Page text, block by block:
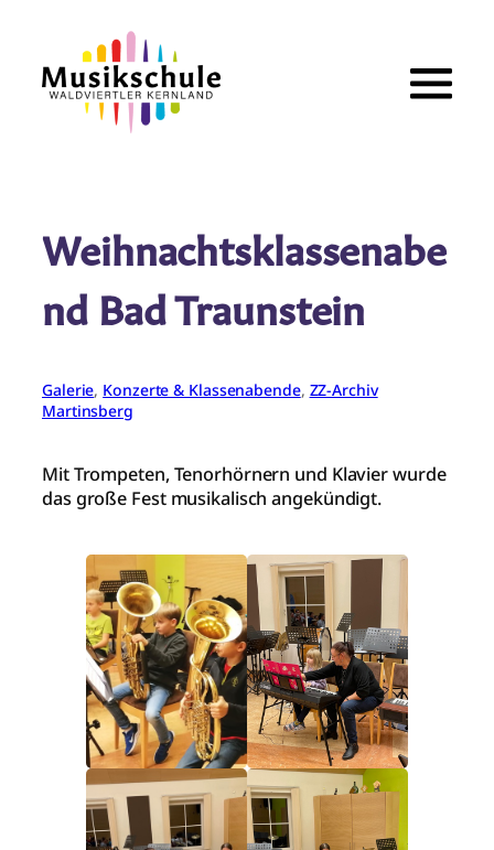
springen
Weihnachtsklassenabe
nd Bad Traunstein
Galerie, Konzerte & Klassenabende, ZZ-Archiv
Martinsberg
Mit Trompeten, Tenorhörnern und Klavier wurde
das große Fest musikalisch angekündigt.